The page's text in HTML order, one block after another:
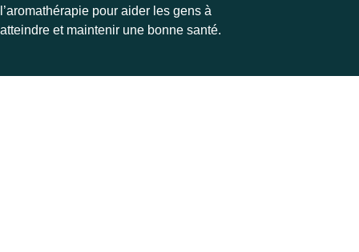
l’aromathérapie pour aider les gens à
atteindre et maintenir une bonne santé.